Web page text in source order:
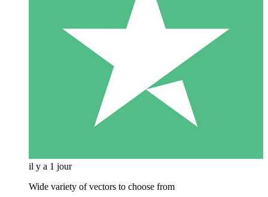
il y a 1 jour
Wide variety of vectors to choose from